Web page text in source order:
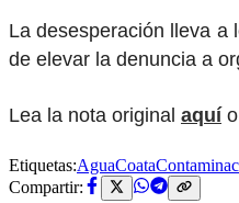
La desesperación lleva a
de elevar la denuncia a
Lea la nota original aquío
Etiquetas:AguaCoata
Compartir: